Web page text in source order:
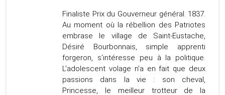
Finaliste Prix du Gouverneur général. 1837.
Au moment où la rébellion des Patriotes
embrase le village de Saint-Eustache,
Désiré Bourbonnais, simple apprenti
forgeron, s’intéresse peu à la politique.
L’adolescent volage n’a en fait que deux
passions dans la vie : son cheval,
Princesse, le meilleur trotteur de la